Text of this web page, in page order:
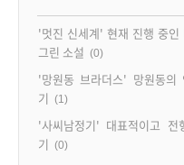
'멋진 신세계' 현재 진행 중인
그린 소설 (0)
'망원동 브라더스' 망원동의
기 (1)
'사씨남정기' 대표적이고
기 (0)